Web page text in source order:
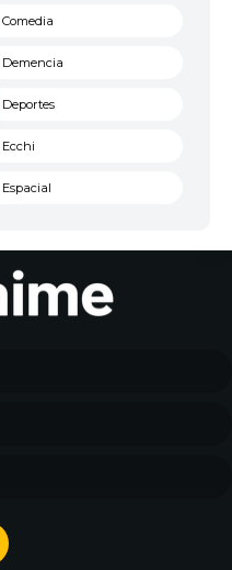
Comedia
Demencia
Deportes
Ecchi
Espacial
Historico
Josei
Romance